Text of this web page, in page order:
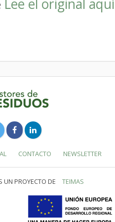
Lee el original aquí
CONTACTO NEWSLETTER
UN PROYECTO DE TEIMAS